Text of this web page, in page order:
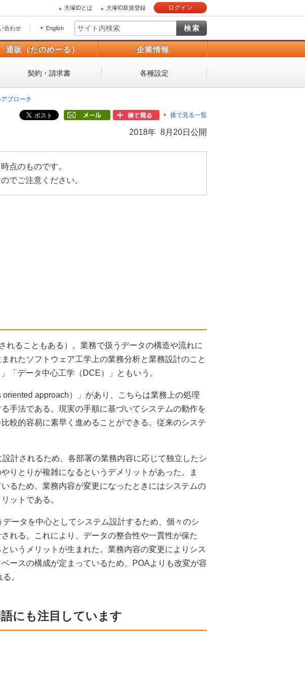
大塚IDとは 大塚ID新規登録 ログイン
合わせ English
通販（たのめーる） 企業情報
契約・請求書 各種設定
プローチ
後で見る一覧
2018年 8月20日公開
点のものです。
でご注意ください。
れることもある）。業務で扱うデータの構造や流れに
れたソフトウェア工学上の業務分析と業務設計のこと
「データ中心工学（DCE）」ともいう。
oriented approach）」があり、こちらは業務上の処理
手法である。現実の手順に基づいてシステムの動作を
較的容易に素早く進めることができる。従来のシステ
計されるため、各部署の業務内容に応じて独立したシ
りとりが複雑になるというデメリットがあった。ま
るため、業務内容が変更になったときにはシステムの
ットである。
ータを中心としてシステム設計するため、個々のシ
れる。これにより、データの整合性や一貫性が保た
いうメリットが生まれた。業務内容の変更によりシス
ースの構成が定まっているため、POAよりも改変が容
。
にも注目しています